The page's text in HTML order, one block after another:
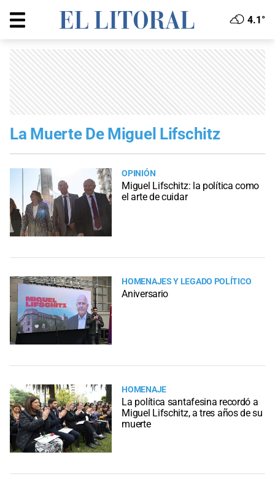
4.1°
La Muerte De Miguel Lifschitz
OPINIÓN
Miguel Lifschitz: la política como
el arte de cuidar
HOMENAJES Y LEGADO POLÍTICO
Aniversario
HOMENAJE
La política santafesina recordó a
Miguel Lifschitz, a tres años de su
muerte